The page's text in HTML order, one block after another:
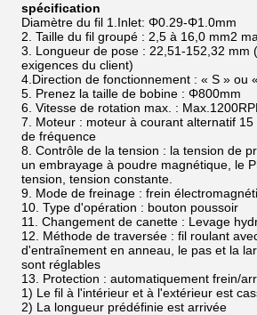
spécification
Diamètre du fil 1.Inlet: Φ0.29-Φ1.0mm
2. Taille du fil groupé : 2,5 à 16,0 mm2
3. Longueur de pose : 22,51-152,32 mm
exigences du client)
4.Direction de fonctionnement : « S » ou
5. Prenez la taille de bobine : Φ800mm
6. Vitesse de rotation max. :
7. Moteur : moteur à courant alternatif 15
de fréquence
8. Contrôle de la tension : la tension de
un embrayage à poudre magnétique, le
tension, tension constante.
9. Mode de freinage : frein
10. Type d'opération : bouton poussoir
11. Changement de canette : Levage
12. Méthode de traversée : fil roulant
d'entraînement en anneau, le pas et la
sont réglables
13. Protection : automatiquement frein/
1) Le fil à l'intérieur et à l'extérieur est
2) La longueur prédéfinie est arrivée